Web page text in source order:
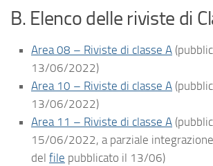
B. Elenco delle riviste di
Area 08 – Riviste di classe A
13/06/2022)
Area 10 – Riviste di classe A
13/06/2022)
Area 11 – Riviste di classe A
15/06/2022, a parziale integrazione
del file pubblicato il 13/06)